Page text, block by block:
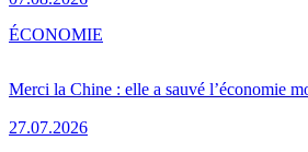
Merci la Chine : elle a sauvé l’économie
27.07.2026
ÉCONOMIE